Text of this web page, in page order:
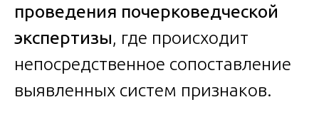
проведения почерковедческой
экспертизы, где происходит
непосредственное сопоставление
выявленных систем признаков.